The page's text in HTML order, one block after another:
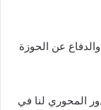
عن الحوزة
المحوري لنا في